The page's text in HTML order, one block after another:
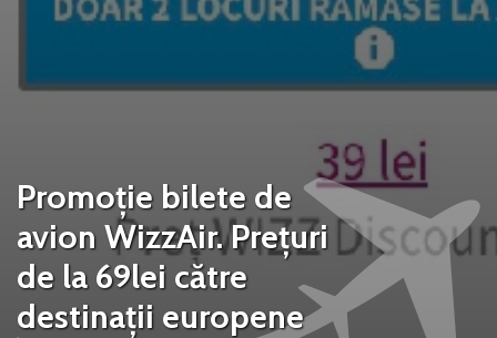
Promoție bilete de
avion WizzAir. Prețuri
de la 69lei către
destinații europene